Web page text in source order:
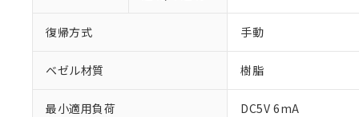
復帰方式 手動
ベゼル材質 樹脂
最小適用負荷 DC5V 6mA